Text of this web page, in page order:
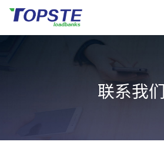
联系我们